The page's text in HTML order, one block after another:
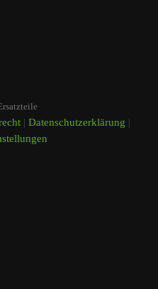
| Datenschutzerklärung |